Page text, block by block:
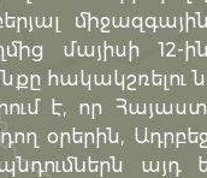
մայիսի
հակակշռելու
է, որ
օրերին,